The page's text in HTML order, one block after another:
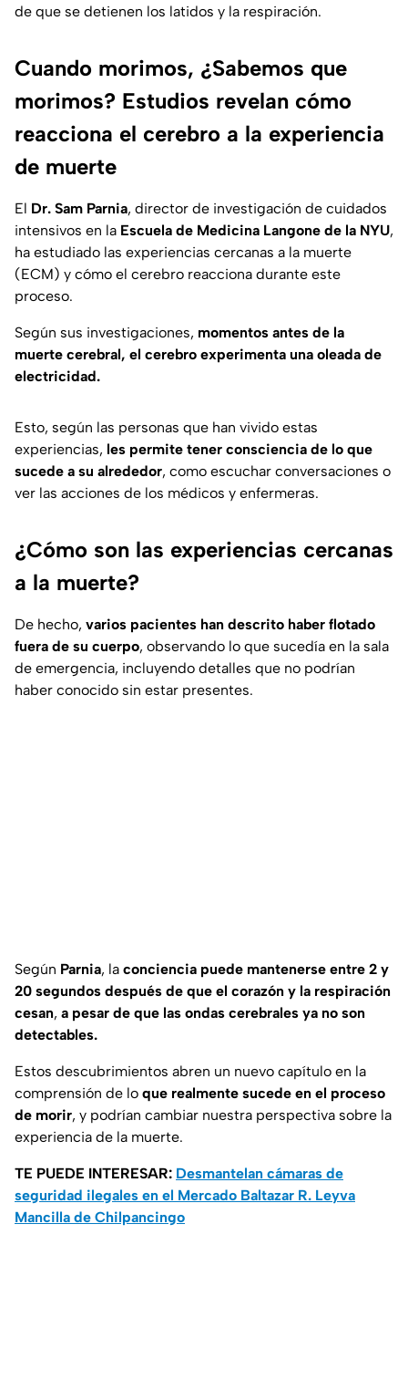
de que se detienen los latidos y la respiración.
Cuando morimos, ¿Sabemos que
morimos? Estudios revelan cómo
reacciona el cerebro a la experiencia
de muerte
El Dr. Sam Parnia, director de investigación de cuidados
intensivos en la Escuela de Medicina Langone de la NYU,
ha estudiado las experiencias cercanas a la muerte
(ECM) y cómo el cerebro reacciona durante este
proceso.
Según sus investigaciones, momentos antes de la
muerte cerebral, el cerebro experimenta una oleada de
electricidad.
Esto, según las personas que han vivido estas
experiencias, les permite tener consciencia de lo que
sucede a su alrededor, como escuchar conversaciones o
ver las acciones de los médicos y enfermeras.
¿Cómo son las experiencias cercanas
a la muerte?
De hecho, varios pacientes han descrito haber flotado
fuera de su cuerpo, observando lo que sucedía en la sala
de emergencia, incluyendo detalles que no podrían
haber conocido sin estar presentes.
Según Parnia, la conciencia puede mantenerse entre 2 y
20 segundos después de que el corazón y la respiración
cesan, a pesar de que las ondas cerebrales ya no son
detectables.
Estos descubrimientos abren un nuevo capítulo en la
comprensión de lo que realmente sucede en el proceso
de morir, y podrían cambiar nuestra perspectiva sobre la
experiencia de la muerte.
TE PUEDE INTERESAR: Desmantelan cámaras de
seguridad ilegales en el Mercado Baltazar R. Leyva
Mancilla de Chilpancingo